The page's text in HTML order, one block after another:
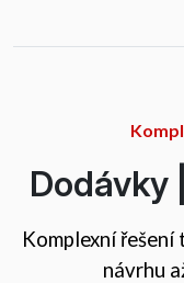
Dodávky
Komplexní
návrhu